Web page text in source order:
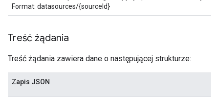
Format: datasources/{sourceId}
Treść żądania
Treść żądania zawiera dane o następującej strukturze:
Zapis JSON